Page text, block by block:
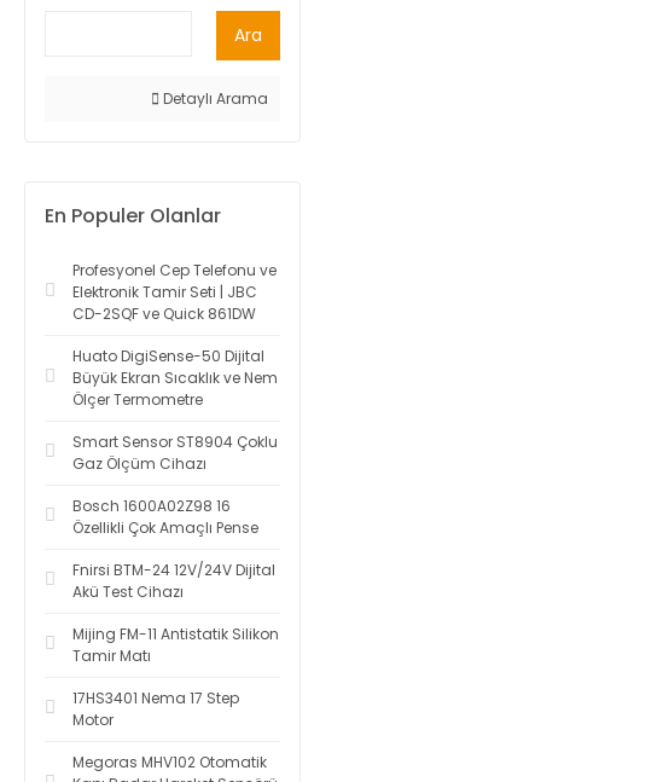
Ara
Detaylı Arama
En Populer Olanlar
Profesyonel Cep Telefonu ve
Elektronik Tamir Seti | JBC
CD-2SQF ve Quick 861DW
Huato DigiSense-50 Dijital
Büyük Ekran Sıcaklık ve Nem
Ölçer Termometre
Smart Sensor ST8904 Çoklu
Gaz Ölçüm Cihazı
Bosch 1600A02Z98 16
Özellikli Çok Amaçlı Pense
Fnirsi BTM-24 12V/24V Dijital
Akü Test Cihazı
Mijing FM-11 Antistatik Silikon
Tamir Matı
17HS3401 Nema 17 Step
Motor
Megoras MHV102 Otomatik